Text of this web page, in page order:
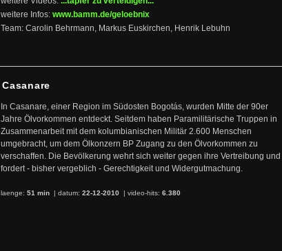
weitere Infos: www.bamm.de/geloebnix
Team: Carolin Behrmann, Markus Euskirchen, Henrik Lebuhn
Casanare
In Casanare, einer Region im Südosten Bogotás, wurden Mitte der 90er
Jahre Ölvorkommen entdeckt. Seitdem haben Paramilitärische Truppen in
Zusammenarbeit mit dem kolumbianischen Militär 2.600 Menschen
umgebracht, um dem Ölkonzern BP Zugang zu den Ölvorkommen zu
verschaffen. Die Bevölkerung wehrt sich weiter gegen ihre Vertreibung und
fordert - bisher vergeblich - Gerechtigkeit und Widergutmachung.
laenge: 51 min | datum: 22-12-2010 | video-hits: 6.380